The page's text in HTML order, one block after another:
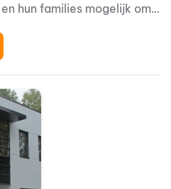
hun families mogelijk om
van geliefde merken als
en Mike & Molly, en werken
licensing en onze eigen
Molenwaard,
en De Tovertuin). We
klantplatform dat al onze
samenbrengt: